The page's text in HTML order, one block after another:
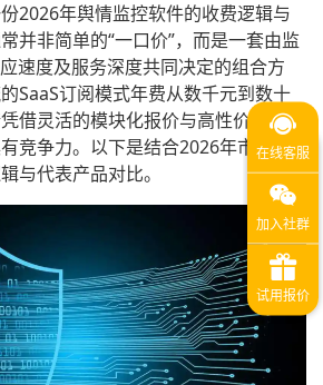
2026年舆情监控软件的收费逻辑与
并非简单的“一口价”，而是一套由监
速度及服务深度共同决定的组合方
SaaS订阅模式年费从数千元到数十
借灵活的模块化报价与高性价比，在
竞争力。以下是结合2026年市场行
与代表产品对比。